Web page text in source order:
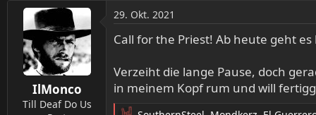
IlMonco
Till Deaf Do Us
29. Okt. 2021
Call for the Priest! Ab heute geht
Verzeiht die lange Pause, doch
in meinem Kopf rum und will